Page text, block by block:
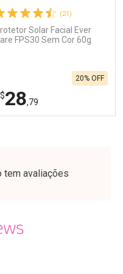
(21)
Solar Facial Ever
FPS30 Sem Cor 60g
28,79
20% OFF
Menos
tem avaliações